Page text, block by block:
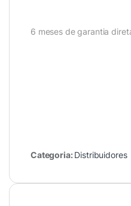
6 meses de garantia
Categoria:Distribuidores